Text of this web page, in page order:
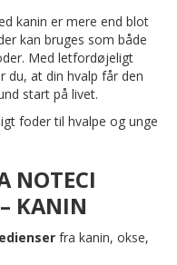
kanin er mere end blot
kan bruges som både
Med letfordøjeligt
du, at din hvalp får den
start på livet.
foder til hvalpe og unge
NOTECI
KANIN
fra kanin, okse,